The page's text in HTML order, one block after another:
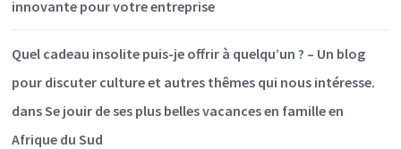
innovante pour votre entreprise
Quel cadeau insolite puis-je offrir à quelqu’un ? – Un blog
pour discuter culture et autres thêmes qui nous intéresse.
dansSe jouir de ses plus belles vacances en famille en
Afrique du Sud